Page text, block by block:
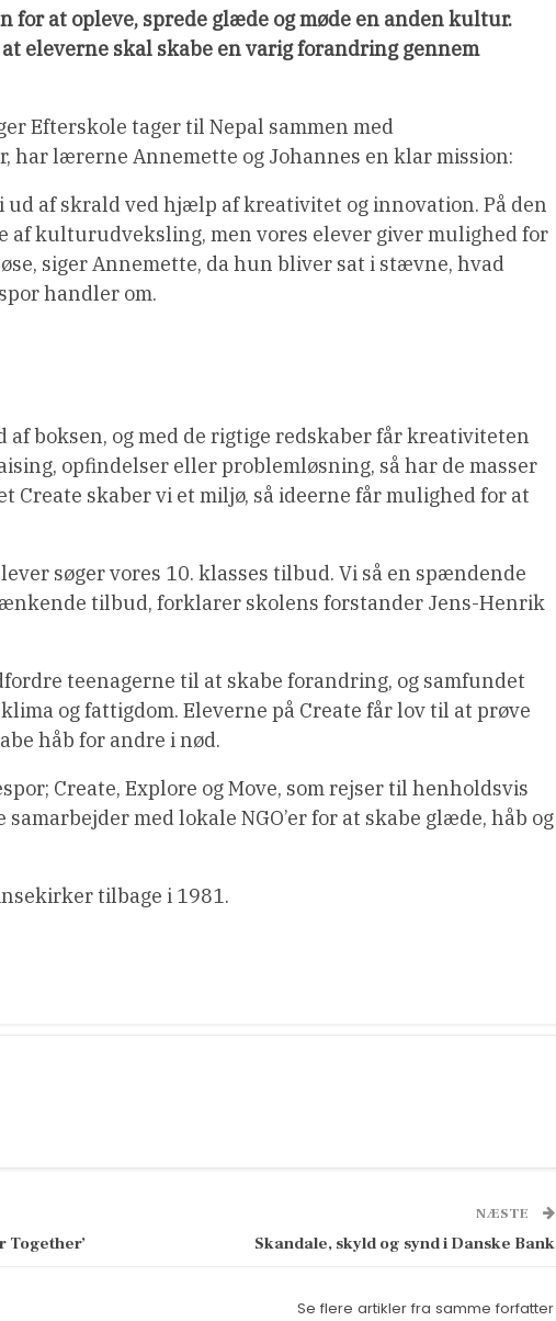
for at opleve, sprede glæde og møde en anden kultur.
eleverne skal skabe en varig forandring gennem
Efterskole tager til Nepal sammen med
lærerne Annemette og Johannes en klar mission:
af skrald ved hjælp af kreativitet og innovation. På den
af kulturudveksling, men vores elever giver mulighed for
siger Annemette, da hun bliver sat i stævne, hvad
handler om.
boksen, og med de rigtige redskaber får kreativiteten
opfindelser eller problemløsning, så har de masser
Create skaber vi et miljø, så ideerne får mulighed for at
søger vores 10. klasses tilbud. Vi så en spændende
tilbud, forklarer skolens forstander Jens-Henrik
teenagerne til at skabe forandring, og samfundet
og fattigdom. Eleverne på Create får lov til at prøve
håb for andre i nød.
Create, Explore og Move, som rejser til henholdsvis
med lokale NGO’er for at skabe glæde, håb og
tilbage i 1981.
Together’
NÆSTE
Skandale, skyld og synd i Danske Bank
Se flere artikler fra samme forfatter